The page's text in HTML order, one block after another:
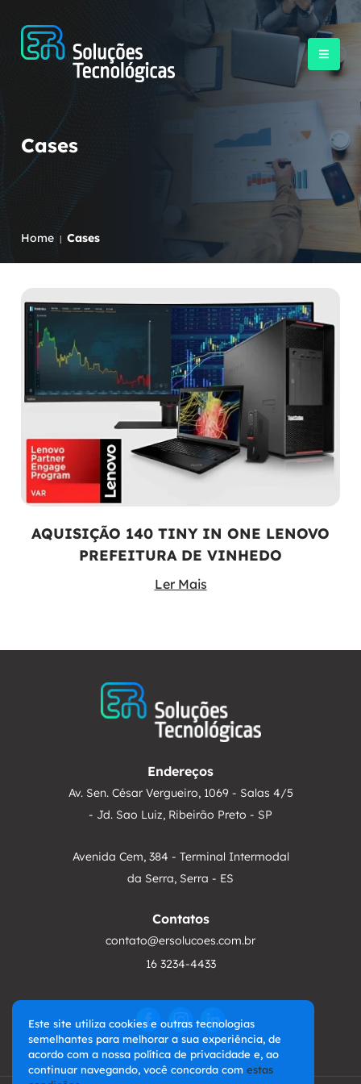
Cases
Home Cases
AQUISIÇÃO 140 TINY IN ONE LENOVO
PREFEITURA DE VINHEDO
Ler Mais
Endereços
Av. Sen. César Vergueiro, 1069 - Salas 4/5
- Jd. Sao Luiz, Ribeirão Preto - SP
Avenida Cem, 384 - Terminal Intermodal
da Serra, Serra - ES
Contatos
contato@ersolucoes.com.br
16 3234-4433
Este site utiliza cookies e outras tecnologias
semelhantes para melhorar a sua experiência, de
acordo com a nossa polí­tica de privacidade e, ao
continuar navegando, você concorda com estas